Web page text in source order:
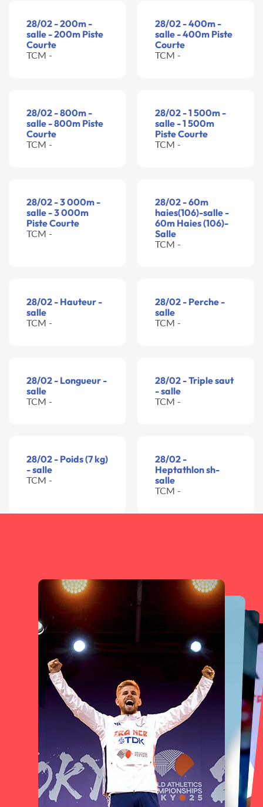
28/02 - 200m -
salle - 200m Piste
Courte
TCM -
28/02 - 400m -
salle - 400m Piste
Courte
TCM -
28/02 - 800m -
salle - 800m Piste
Courte
TCM -
28/02 - 1 500m -
salle - 1 500m
Piste Courte
TCM -
28/02 - 3 000m -
salle - 3 000m
Piste Courte
TCM -
28/02 - 60m
haies(106)-salle -
60m Haies (106)-
Salle
TCM -
28/02 - Hauteur -
salle
TCM -
28/02 - Perche -
salle
TCM -
28/02 - Longueur -
salle
TCM -
28/02 - Triple saut
- salle
TCM -
28/02 - Poids (7 kg)
- salle
TCM -
28/02 -
Heptathlon sh-
salle
TCM -